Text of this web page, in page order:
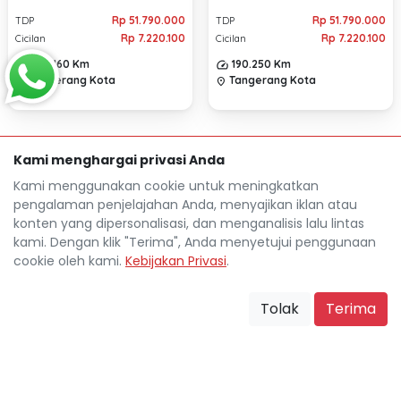
TDP Rp 51.790.000
Cicilan
Rp 7.220.100
203.160 Km
location_onTangerang Kota
TDP Rp 51.790.000
Cicilan
Rp 7.220.100
190.250 Km
location_on Tangerang Kota
membantu anda yang selama ini kesulitan dalam
Kami menghargai privasi Anda
Kami menggunakan cookie untuk meningkatkan
pengalaman penjelajahan Anda, menyajikan iklan atau
konten yang dipersonalisasi, dan menganalisis lalu lintas
kami. Dengan klik "Terima", Anda menyetujui penggunaan
cookie oleh kami. Kebijakan Privasi.
Tolak Terima